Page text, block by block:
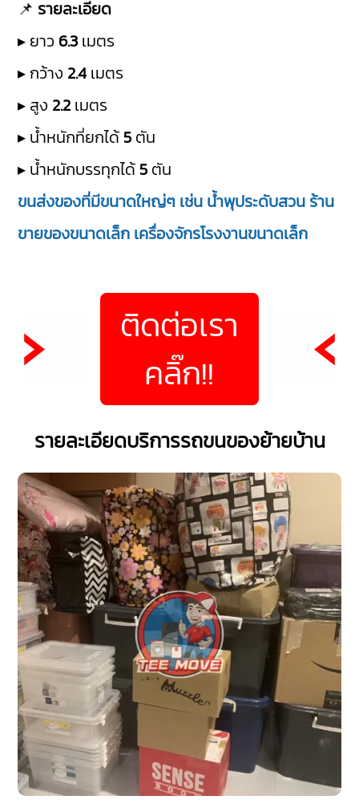
📌 รายละเอียด
▸ ยาว 6.3 เมตร
▸ กว้าง 2.4 เมตร
▸ สูง 2.2 เมตร
▸ น้ำหนักที่ยกได้ 5 ตัน
▸ น้ำหนักบรรทุกได้ 5 ตัน
ขนส่งของที่มีขนาดใหญ่ๆ เช่น น้ำพุประดับสวน ร้าน
ขายของขนาดเล็ก เครื่องจักรโรงงานขนาดเล็ก
ติดต่อเรา
คลิ๊ก!!
รายละเอียดบริการรถขนของย้ายบ้าน